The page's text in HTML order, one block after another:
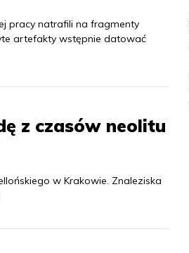
pracy natrafili na fragmenty
artefakty wstępnie datować
z czasów neolitu
w Krakowie. Znaleziska